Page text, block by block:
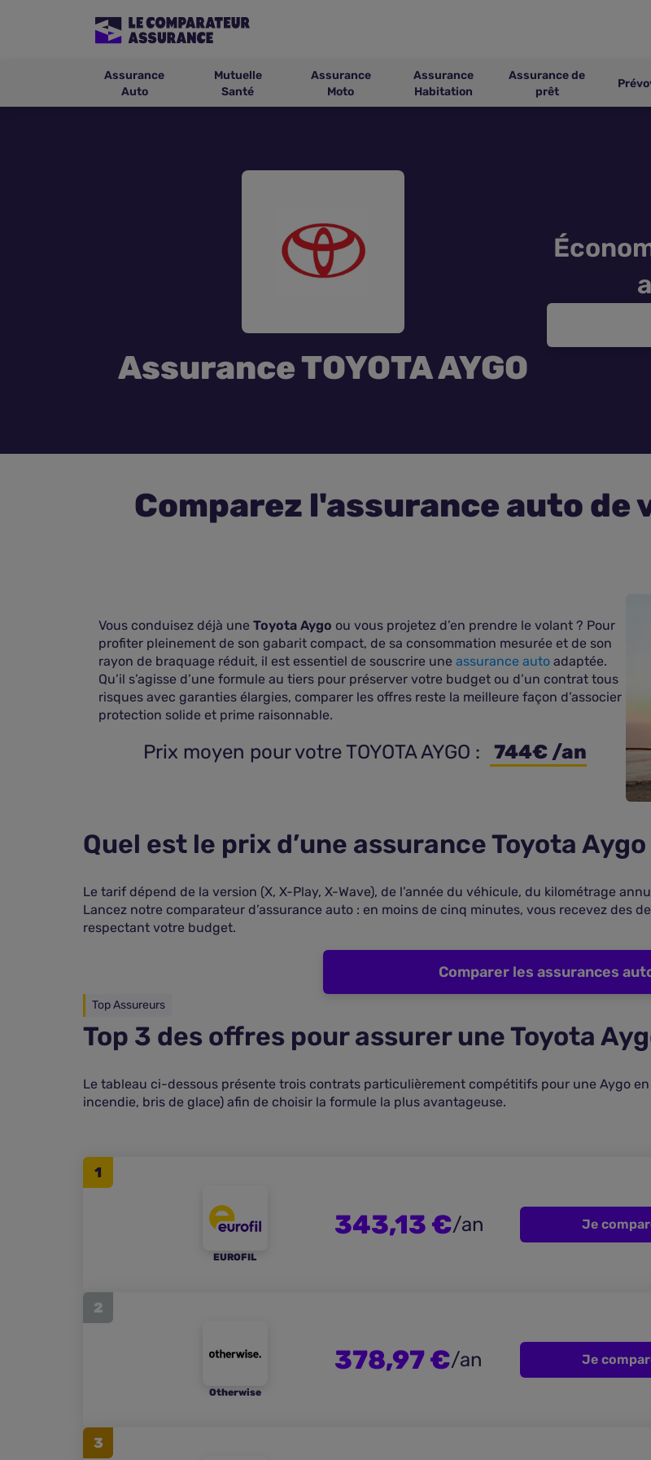
Assurance
Auto
Mutuelle
Santé
Assurance
Moto
Assurance
Habitation
Assurance de
prêt
Assurance TOYOTA AYGO
Comparez l'assurance auto de
Vous conduisez déjà une Toyota Aygo ou vous projetez d’en prendre le volant ? Pour
profiter pleinement de son gabarit compact, de sa consommation mesurée et de son
rayon de braquage réduit, il est essentiel de souscrire une assurance auto adaptée.
Qu’il s’agisse d’une formule au tiers pour préserver votre budget ou d’un contrat tous
risques avec garanties élargies, comparer les offres reste la meilleure façon d’associer
protection solide et prime raisonnable.
Prix moyen pour votre TOYOTA AYGO : 744€ /an
Quel est le prix d’une assurance Toyota Aygo
Le tarif dépend de la version (X, X-Play, X-Wave), de l’année du véhicule, du kilométrage
Lancez notre comparateur d’assurance auto : en moins de cinq minutes, vous recevez des
respectant votre budget.
Comparer les assurances
Top Assureurs
Top 3 des offres pour assurer une Toyota
Le tableau ci-dessous présente trois contrats particulièrement compétitifs pour une Aygo
incendie, bris de glace) afin de choisir la formule la plus avantageuse.
1
EUROFIL
343,13 €/an Je
2
Otherwise
378,97 €/an Je
3